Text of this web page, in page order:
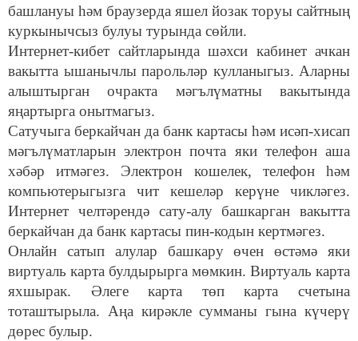
башлануы һәм браузерда яшел йозак торуы сайтның
куркынычсыз булуы турында сөйли.
Интернет-кибет сайтларында шәхси кабинет ачкан
вакытта ышанычлы парольләр кулланыгыз. Аларны
алыштырган очракта мәгълүматны вакытында
яңартырга онытмагыз.
Сатучыга беркайчан да банк картасы һәм исәп-хисап
мәгълүматларын электрон почта яки телефон аша
хәбәр итмәгез. Электрон кошелек, телефон һәм
компьютерыгызга чит кешеләр керүне чикләгез.
Интернет челтәрендә сату-алу башкарган вакытта
беркайчан да банк картасы пин-кодын кертмәгез.
Онлайн сатып алулар башкару өчен өстәмә яки
виртуаль карта булдырырга мөмкин. Виртуаль карта
яхшырак. Әлеге карта төп карта счетына
тоташтырыла. Аңа кирәкле сумманы гына күчерү
дөрес булыр.